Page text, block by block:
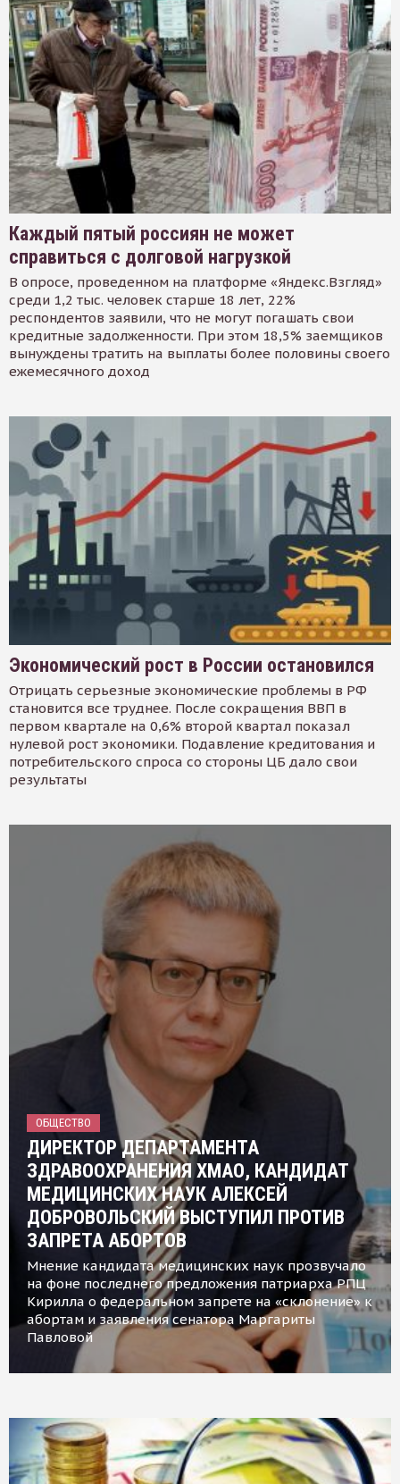
Каждый пятый россиян не может
справиться с долговой нагрузкой
В опросе, проведенном на платформе «Яндекс.Взгляд»
среди 1,2 тыс. человек старше 18 лет, 22%
респондентов заявили, что не могут погашать свои
кредитные задолженности. При этом 18,5% заемщиков
вынуждены тратить на выплаты более половины своего
ежемесячного доход
Экономический рост в России остановился
Отрицать серьезные экономические проблемы в РФ
становится все труднее. После сокращения ВВП в
первом квартале на 0,6% второй квартал показал
нулевой рост экономики. Подавление кредитования и
потребительского спроса со стороны ЦБ дало свои
результаты
ОБЩЕСТВО
ДИРЕКТОР ДЕПАРТАМЕНТА
ЗДРАВООХРАНЕНИЯ ХМАО, КАНДИДАТ
МЕДИЦИНСКИХ НАУК АЛЕКСЕЙ
ДОБРОВОЛЬСКИЙ ВЫСТУПИЛ ПРОТИВ
ЗАПРЕТА АБОРТОВ
Мнение кандидата медицинских наук прозвучало
на фоне последнего предложения патриарха РПЦ
Кирилла о федеральном запрете на «склонение» к
абортам и заявления сенатора Маргариты
Павловой